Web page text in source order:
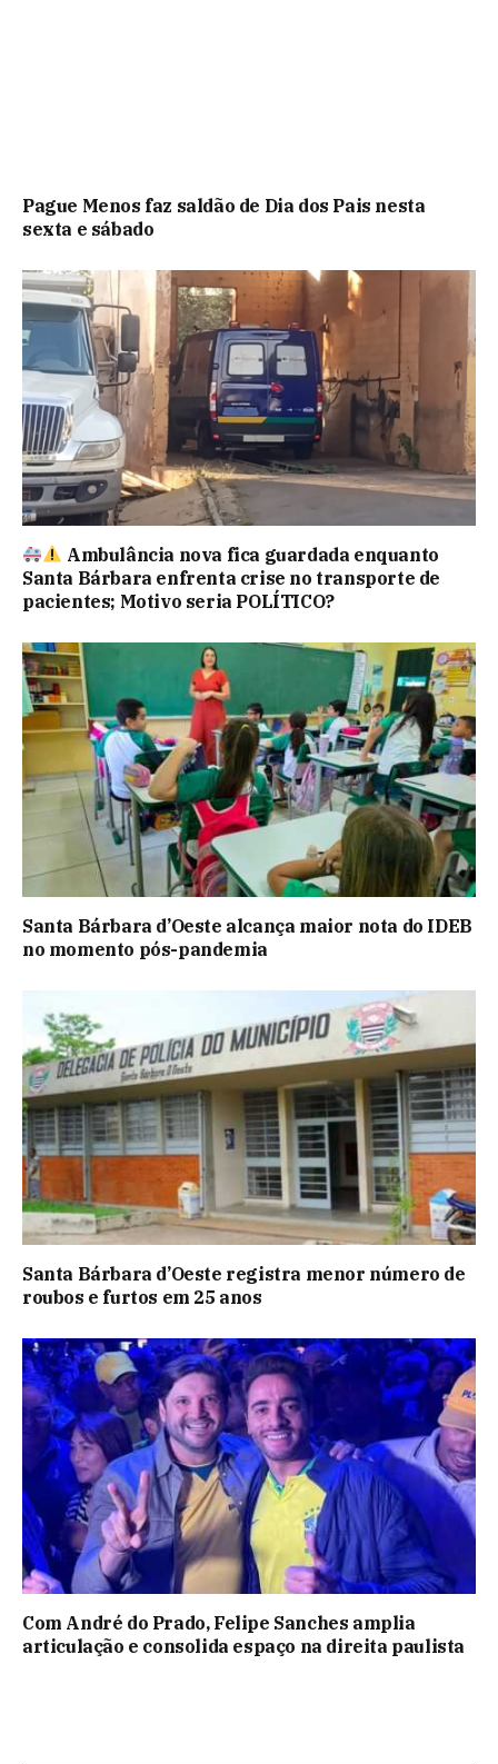
Pague Menos faz saldão de Dia dos Pais nesta
sexta e sábado
Ambulância nova fica guardada enquanto
Santa Bárbara enfrenta crise no transporte de
pacientes; Motivo seria POLÍTICO?
Santa Bárbara d’Oeste alcança maior nota do IDEB
no momento pós-pandemia
Santa Bárbara d’Oeste registra menor número de
roubos e furtos em 25 anos
Com André do Prado, Felipe Sanches amplia
articulação e consolida espaço na direita paulista